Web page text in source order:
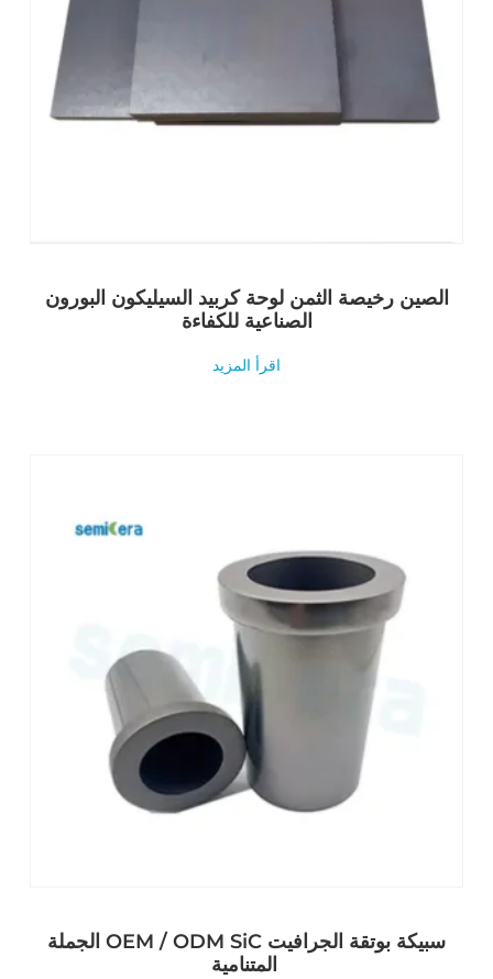
الصين رخيصة الثمن لوحة كربيد السيليكون البورون
الصناعية للكفاءة
اقرأ المزيد
الجملة OEM / ODM SiC سبيكة بوتقة الجرافيت